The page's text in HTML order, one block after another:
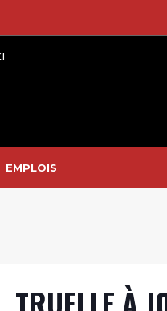
EMPLOIS